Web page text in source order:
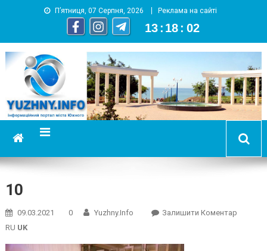
П’ятниця, 07 Серпня, 2026 Реклама на сайті
13 : 18 : 02
YUZHNY.INFO
информационный портал города Южный
10
09.03.2021 0 Yuzhny.info Залишити КоментарOn
RU UK